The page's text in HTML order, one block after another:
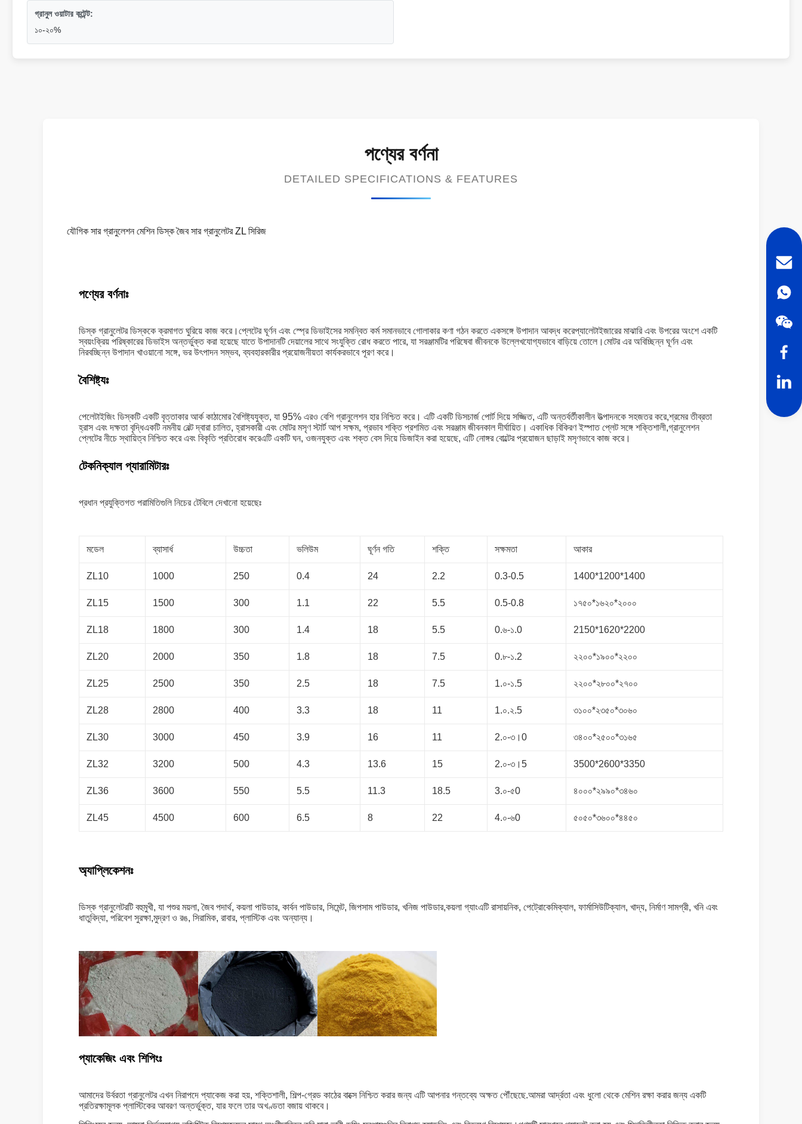
গ্রানুল ওয়াটার কন্টেন্ট:
১০-২০%
পণ্যের বর্ণনা
DETAILED SPECIFICATIONS & FEATURES
যৌগিক সার গ্রানুলেশন মেশিন ডিস্ক জৈব সার গ্রানুলেটর ZL সিরিজ
পণ্যের বর্ণনাঃ
ডিস্ক গ্রানুলেটর ডিস্ককে ক্রমাগত ঘুরিয়ে কাজ করে।প্লেটের ঘূর্ণন এবং স্প্রে ডিভাইসের সমন্বিত কর্ম সমানভাবে গোলাকার কণা গঠন করতে একসঙ্গে উপাদান আবদ্ধ করেপ্যালেটাইজারের মাঝারি এবং উপরের অংশে একটি
স্বয়ংক্রিয় পরিষ্কারের ডিভাইস অন্তর্ভুক্ত করা হয়েছে যাতে উপাদানটি দেয়ালের সাথে সংযুক্তি রোধ করতে পারে, যা সরঞ্জামটির পরিষেবা জীবনকে উল্লেখযোগ্যভাবে বাড়িয়ে তোলে।মোটর এর অবিচ্ছিন্ন ঘূর্ণন এবং
নিরবচ্ছিন্ন উপাদান খাওয়ানো সঙ্গে, ভর উৎপাদন সম্ভব, ব্যবহারকারীর প্রয়োজনীয়তা কার্যকরভাবে পূরণ করে।
বৈশিষ্ট্যঃ
পেলেটাইজিং ডিস্কটি একটি বৃত্তাকার আর্ক কাঠামোর বৈশিষ্ট্যযুক্ত, যা 95% এরও বেশি গ্রানুলেশন হার নিশ্চিত করে। এটি একটি ডিসচার্জ পোর্ট দিয়ে সজ্জিত, এটি অন্তর্বর্তীকালীন উত্পাদনকে সহজতর করে,শ্রমের তীব্রতা
হ্রাস এবং দক্ষতা বৃদ্ধিএকটি নমনীয় বেল্ট দ্বারা চালিত, হ্রাসকারী এবং মোটর মসৃণ স্টার্ট আপ সক্ষম, প্রভাব শক্তি প্রশমিত এবং সরঞ্জাম জীবনকাল দীর্ঘায়িত। একাধিক বিকিরণ ইস্পাত প্লেট সঙ্গে শক্তিশালী,গ্রানুলেশন
প্লেটের নীচে স্থায়িত্ব নিশ্চিত করে এবং বিকৃতি প্রতিরোধ করেএটি একটি ঘন, ওজনযুক্ত এবং শক্ত বেস দিয়ে ডিজাইন করা হয়েছে, এটি নোঙ্গর বোল্টের প্রয়োজন ছাড়াই মসৃণভাবে কাজ করে।
টেকনিক্যাল প্যারামিটারঃ
প্রধান প্রযুক্তিগত পরামিতিগুলি নিচের টেবিলে দেখানো হয়েছেঃ
মডেল ব্যাসার্ধ উচ্চতা ভলিউম ঘূর্ণন গতি শক্তি সক্ষমতা আকার
ZL10 1000 250 0.4 24 2.2 0.3-0.5 1400*1200*1400
ZL15 1500 300 1.1 22 5.5 0.5-0.8 ১৭৫০*১৬২০*২০০০
ZL18 1800 300 1.4 18 5.5 0.৬-১.0 2150*1620*2200
ZL20 2000 350 1.8 18 7.5 0.৮-১.2 ২২০০*১৯০০*২২০০
ZL25 2500 350 2.5 18 7.5 1.০-১.5 ২২০০*২৮০০*২৭০০
ZL28 2800 400 3.3 18 11 1.০.২.5 ৩১০০*২৩৫০*৩০৬০
ZL30 3000 450 3.9 16 11 2.০-৩।0 ৩৪০০*২৫০০*৩১৬৫
ZL32 3200 500 4.3 13.6 15 2.০-৩।5 3500*2600*3350
ZL36 3600 550 5.5 11.3 18.5 3.০-৫0 ৪০০০*২৯৯০*৩৪৬০
ZL45 4500 600 6.5 8 22 4.০-৬0 ৫০৫০*৩৬০০*৪৪৫০
অ্যাপ্লিকেশনঃ
ডিস্ক গ্রানুলেটরটি বহুমুখী, যা পশুর ময়লা, জৈব পদার্থ, কয়লা পাউডার, কার্বন পাউডার, সিমেন্ট, জিপসাম পাউডার, খনিজ পাউডার,কয়লা গ্যাংএটি রাসায়নিক, পেট্রোকেমিক্যাল, ফার্মাসিউটিক্যাল, খাদ্য, নির্মাণ সামগ্রী, খনি এবং
ধাতুবিদ্যা, পরিবেশ সুরক্ষা,মুদ্রণ ও রঙ, সিরামিক, রাবার, প্লাস্টিক এবং অন্যান্য।
প্যাকেজিং এবং শিপিংঃ
আমাদের উর্বরতা গ্রানুলেটর এখন নিরাপদে প্যাকেজ করা হয়, শক্তিশালী, শিল্প-গ্রেড কাঠের বাক্সে নিশ্চিত করার জন্য এটি আপনার গন্তব্যে অক্ষত পৌঁছেছে.আমরা আর্দ্রতা এবং ধুলো থেকে মেশিন রক্ষা করার জন্য একটি
প্রতিরক্ষামূলক প্লাস্টিকের আবরণ অন্তর্ভুক্ত, যার ফলে তার অখণ্ডতা বজায় থাকবে।